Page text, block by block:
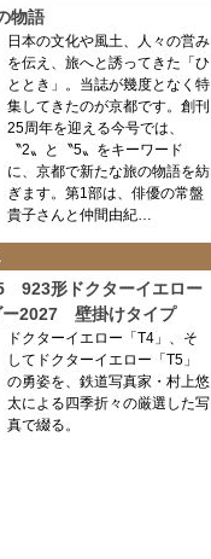
物語
日本の文化や風土、人々の営み
を伝え、旅へと誘ってきた「ひ
ととき」。当誌が幾度となく特
集してきたのが京都です。創刊
25周年を迎える今号では、
〝2〟と〝5〟をキーワード
に、京都で新たな旅の物語を紡
ぎます。第1部は、俳優の常盤
貴子さんと仲間由紀…
923形ドクターイエロー
ー2027 壁掛けタイプ
ドクターイエロー「T4」、そ
してドクターイエロー「T5」
の勇姿を、鉄道写真家・村上悠
太による四季折々の厳選した写
真で綴る。